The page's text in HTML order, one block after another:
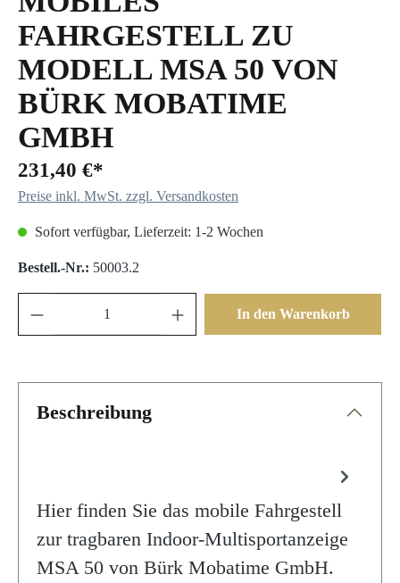
FAHRGESTELL ZU
MODELL MSA 50 VON
BÜRK MOBATIME
GMBH
231,40 €*
Preise inkl. MwSt. zzgl. Versandkosten
Sofort verfügbar, Lieferzeit: 1-2 Wochen
Bestell.-Nr.: 50003.2
In den Warenkorb
Beschreibung
Hier finden Sie das mobile Fahrgestell
zur tragbaren Indoor-Multisportanzeige
MSA 50 von Bürk Mobatime GmbH.